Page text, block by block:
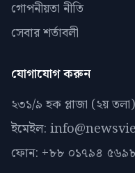
গোপনীয়তা নীতি
সেবার শর্তাবলী
যোগাযোগ করুন
২৩১/৯ হক প্লাজা (২য়
ইমেইল:
ফোন: +৮৮ ০১৭৯৪